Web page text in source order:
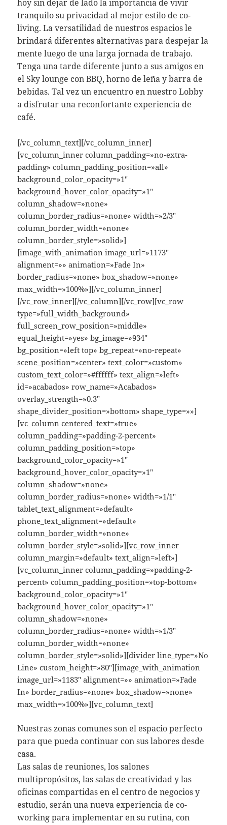
hoy sin dejar de lado la importancia de vivir
tranquilo su privacidad al mejor estilo de co-
living. La versatilidad de nuestros espacios le
brindará diferentes alternativas para despejar la
mente luego de una larga jornada de trabajo.
Tenga una tarde diferente junto a sus amigos en
el Sky lounge con BBQ, horno de leña y barra de
bebidas. Tal vez un encuentro en nuestro Lobby
a disfrutar una reconfortante experiencia de
café.
[/vc_column_text][/vc_column_inner]
[vc_column_inner column_padding=»no-extra-
padding» column_padding_position=»all»
background_color_opacity=»1″
background_hover_color_opacity=»1″
column_shadow=»none»
column_border_radius=»none» width=»2/3″
column_border_width=»none»
column_border_style=»solid»]
[image_with_animation image_url=»1173″
alignment=»» animation=»Fade In»
border_radius=»none» box_shadow=»none»
max_width=»100%»][/vc_column_inner]
[/vc_row_inner][/vc_column][/vc_row][vc_row
type=»full_width_background»
full_screen_row_position=»middle»
equal_height=»yes» bg_image=»934″
bg_position=»left top» bg_repeat=»no-repeat»
scene_position=»center» text_color=»custom»
custom_text_color=»#ffffff» text_align=»left»
id=»acabados» row_name=»Acabados»
overlay_strength=»0.3″
shape_divider_position=»bottom» shape_type=»»]
[vc_column centered_text=»true»
column_padding=»padding-2-percent»
column_padding_position=»top»
background_color_opacity=»1″
background_hover_color_opacity=»1″
column_shadow=»none»
column_border_radius=»none» width=»1/1″
tablet_text_alignment=»default»
phone_text_alignment=»default»
column_border_width=»none»
column_border_style=»solid»][vc_row_inner
column_margin=»default» text_align=»left»]
[vc_column_inner column_padding=»padding-2-
percent» column_padding_position=»top-bottom»
background_color_opacity=»1″
background_hover_color_opacity=»1″
column_shadow=»none»
column_border_radius=»none» width=»1/3″
column_border_width=»none»
column_border_style=»solid»][divider line_type=»No
Line» custom_height=»80″][image_with_animation
image_url=»1183″ alignment=»» animation=»Fade
In» border_radius=»none» box_shadow=»none»
max_width=»100%»][vc_column_text]
Nuestras zonas comunes son el espacio perfecto
para que pueda continuar con sus labores desde
casa.
Las salas de reuniones, los salones
multipropósitos, las salas de creatividad y las
oficinas compartidas en el centro de negocios y
estudio, serán una nueva experiencia de co-
working para implementar en su rutina, con